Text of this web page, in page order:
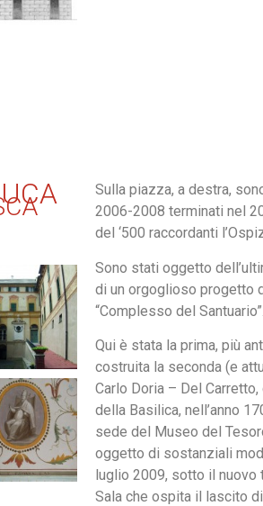
Sulla piazza, a destra,
2006-2008 terminati nel
del ‘500 raccordanti
Sono stati oggetto
di un orgoglioso progetto
“Complesso del Santuario”.
Qui è stata la prima, più
costruita la seconda (e
Carlo Doria – Del
della Basilica, nell’anno
sede del Museo del
oggetto di sostanziali
luglio 2009, sotto il nuovo
Sala che ospita il lascito di